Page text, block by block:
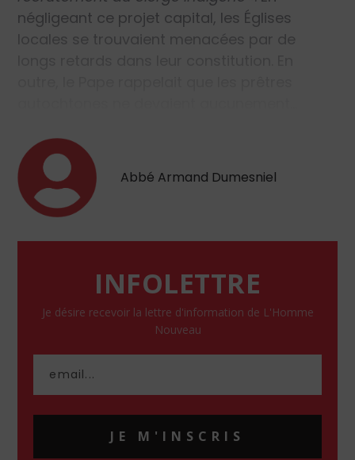
négligeant ce projet capital, les Églises
locales se trouvaient menacées par de
Abbé Armand Dumesniel
INFOLETTRE
Je désire recevoir la lettre d'information de L'Homme
Nouveau
JE M'INSCRIS